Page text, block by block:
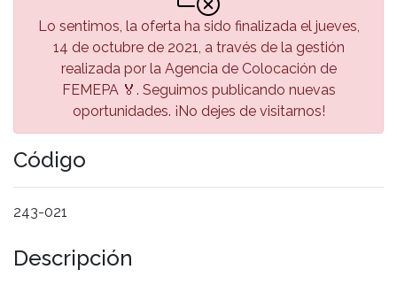
Lo sentimos, la oferta ha sido finalizada el jueves,
14 de octubre de 2021, a través de la gestión
realizada por la Agencia de Colocación de
FEMEPA 🏅. Seguimos publicando nuevas
oportunidades. ¡No dejes de visitarnos!
Código
243-021
Descripción